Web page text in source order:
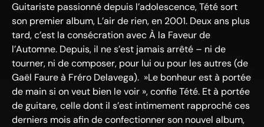
Guitariste passionné depuis l’adolescence, Tété sort
son premier album, L’air de rien, en 2001. Deux ans plus
tard, c’est la consécration avec À la Faveur de
l’Automne. Depuis, il ne s’est jamais arrêté – ni de
tourner, ni de composer, pour lui ou pour les autres (de
Gaël Faure à Fréro Delavega). »Le bonheur est à portée
de main si on veut bien le voir », confie Tété. Et à portée
de guitare, celle dont il s’est intimement rapproché ces
derniers mois afin de confectionner son nouvel album,